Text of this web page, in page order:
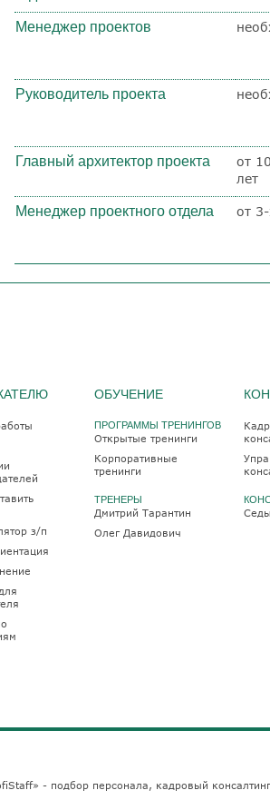
Менеджер проектов
Руководитель проекта
Главный архитектор проекта
от
лет
Менеджер проектного отдела от
з/п
ОБУЧЕНИЕ
ПРОГРАММЫ ТРЕНИНГОВ
Открытые тренинги
Корпоративные
тренинги
ТРЕНЕРЫ
Дмитрий Тарантин
Олег Давидович
- подбор персонала, кадровый